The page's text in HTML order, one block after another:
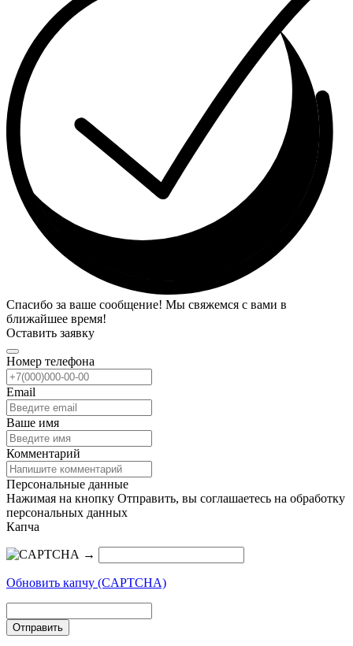
Спасибо за ваше сообщение! Мы свяжемся с вами в
ближайшее время!
Оставить заявку
Номер телефона
Email
Ваше имя
Комментарий
Персональные данные
Нажимая на кнопку Отправить, вы соглашаетесь на обработку
персональных данных
Капча
→
Обновить капчу (CAPTCHA)
Отправить